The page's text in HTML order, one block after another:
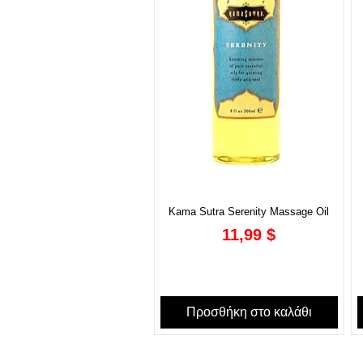
Kama Sutra Serenity Massage Oil
Τιμή
11,99 $
Προσθήκη στο καλάθι